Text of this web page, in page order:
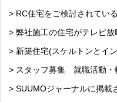
> RC住宅をご検討されてい
> 弊社施工の住宅がテレビ放
> 新築住宅(スケルトンとイ
> スタッフ募集 就職活動・
> SUUMOジャーナルに掲載